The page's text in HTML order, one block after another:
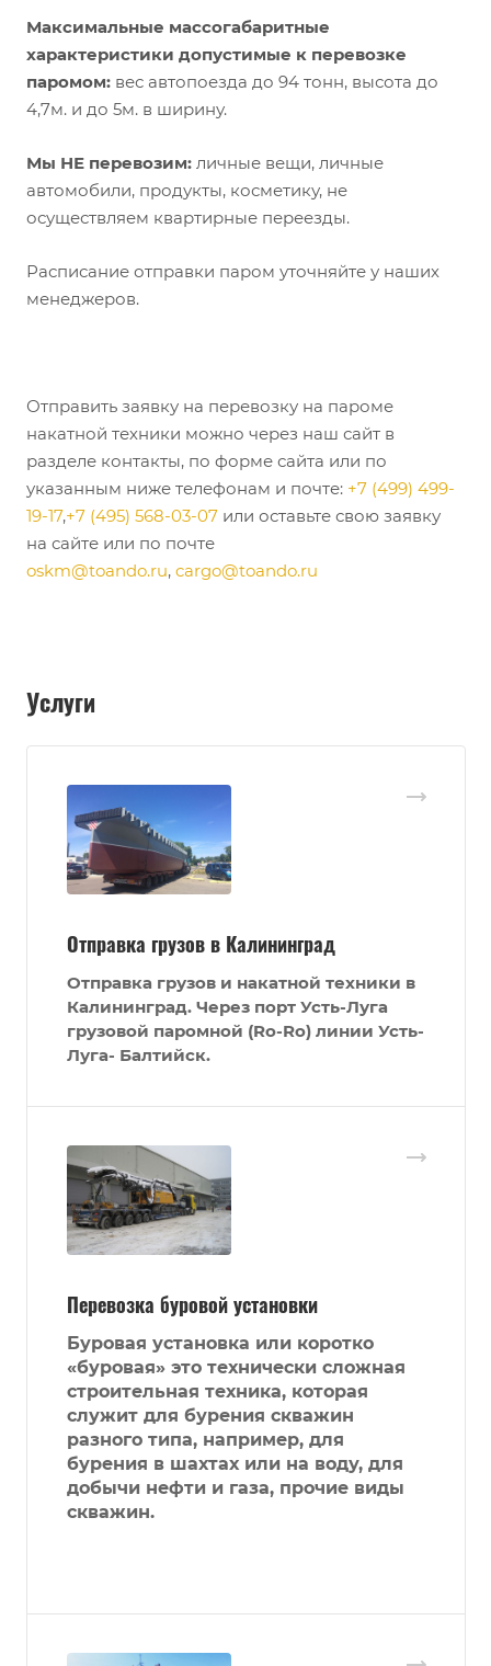
Максимальные массогабаритные
характеристики допустимые к перевозке
паромом: вес автопоезда до 94 тонн, высота до
4,7м. и до 5м. в ширину.
Мы НЕ перевозим: личные вещи, личные
автомобили, продукты, косметику, не
осуществляем квартирные переезды.
Расписание отправки паром уточняйте у наших
менеджеров.
Отправить заявку на перевозку на пароме
накатной техники можно через наш сайт в
разделе контакты, по форме сайта или по
указанным ниже телефонам и почте: +7 (499) 499-
19-17,+7 (495) 568-03-07 или оставьте свою заявку
на сайте или по почте
oskm@toando.ru, cargo@toando.ru
Услуги
Отправка грузов в Калининград
Отправка грузов и накатной техники в
Калининград. Через порт Усть-Луга
грузовой паромной (Ro-Ro) линии Усть-
Луга- Балтийск.
Перевозка буровой установки
Буровая установка или коротко
«буровая» это технически сложная
строительная техника, которая
служит для бурения скважин
разного типа, например, для
бурения в шахтах или на воду, для
добычи нефти и газа, прочие виды
скважин.